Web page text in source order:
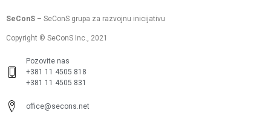
SeConS – SeConS grupa za razvojnu inicijativu
Copyright © SeConS Inc., 2021
Pozovite nas
+381 11 4505 818
+381 11 4505 831
office@secons.net